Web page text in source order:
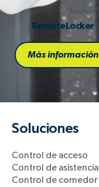
Control de Acceso
RemoteLocker
Más información
Soluciones
Control de acceso
Control de asistencia
Control de comedor